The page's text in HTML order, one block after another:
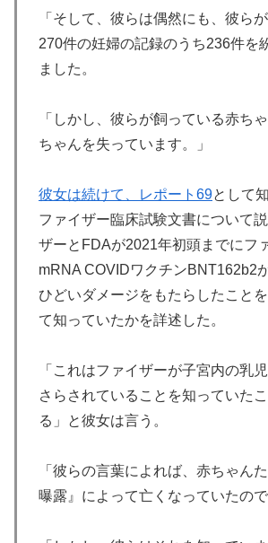
「そして、彼らは偶然にも、彼ら
270件の妊婦の記録のうち236件を
ました。
「しかし、彼らが飼っている赤ち
ちゃんを失っています。」
彼女は続けて、レポート69として
ファイザー臨床試験文書について
ザーとFDAが2021年初頭までにフ
mRNA COVIDワクチンBNT162b2
ひどいダメージをもたらしたこと
て知っていたかを詳述した。
「これはファイザーが子宮内の乳
さらされていることを知っていた
る」と彼女は言う。
「彼らの言葉によれば、赤ちゃん
曝露』によって亡くなっていたので